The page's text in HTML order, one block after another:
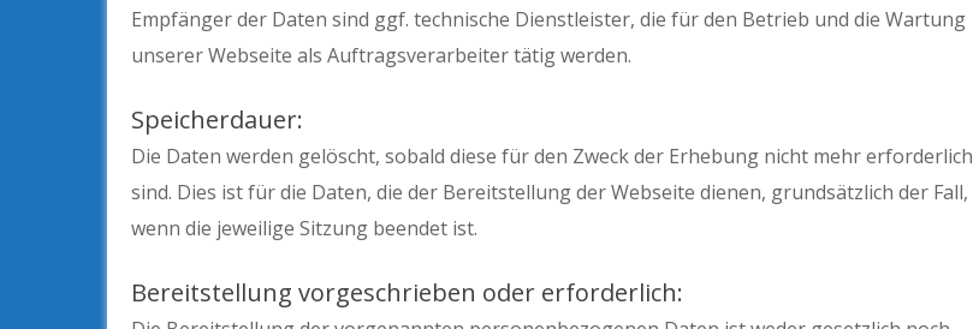
Empfänger der Daten sind ggf. technische Dienstleister, die für den Betrieb und die Wartung
unserer Webseite als Auftragsverarbeiter tätig werden.
Speicherdauer:
Die Daten werden gelöscht, sobald diese für den Zweck der Erhebung nicht mehr erforderlich
sind. Dies ist für die Daten, die der Bereitstellung der Webseite dienen, grundsätzlich der Fall,
wenn die jeweilige Sitzung beendet ist.
Bereitstellung vorgeschrieben oder erforderlich: